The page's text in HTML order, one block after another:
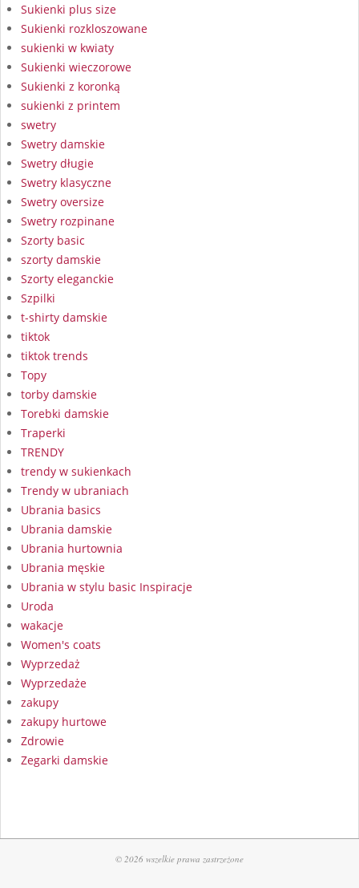
Sukienki plus size
Sukienki rozkloszowane
sukienki w kwiaty
Sukienki wieczorowe
Sukienki z koronką
sukienki z printem
swetry
Swetry damskie
Swetry długie
Swetry klasyczne
Swetry oversize
Swetry rozpinane
Szorty basic
szorty damskie
Szorty eleganckie
Szpilki
t-shirty damskie
tiktok
tiktok trends
Topy
torby damskie
Torebki damskie
Traperki
TRENDY
trendy w sukienkach
Trendy w ubraniach
Ubrania basics
Ubrania damskie
Ubrania hurtownia
Ubrania męskie
Ubrania w stylu basic Inspiracje
Uroda
wakacje
Women's coats
Wyprzedaż
Wyprzedaże
zakupy
zakupy hurtowe
Zdrowie
Zegarki damskie
© 2026 wszelkie prawa zastrzeżone